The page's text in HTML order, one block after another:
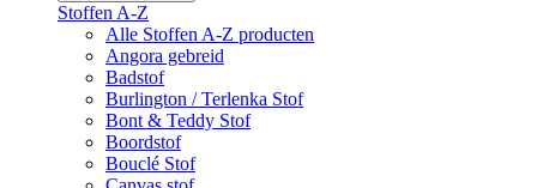
Stoffen A-Z
Alle Stoffen A-Z producten
Angora gebreid
Badstof
Burlington / Terlenka Stof
Bont & Teddy Stof
Boordstof
Bouclé Stof